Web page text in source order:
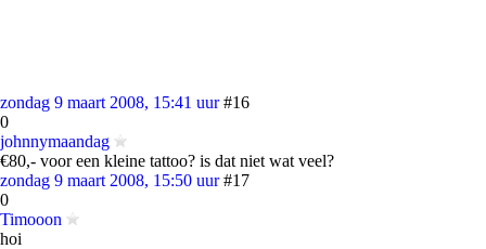
zondag 9 maart 2008, 15:41 uur #16
0
johnnymaandag
€80,- voor een kleine tattoo? is dat niet wat veel?
zondag 9 maart 2008, 15:50 uur #17
0
Timooon
hoi